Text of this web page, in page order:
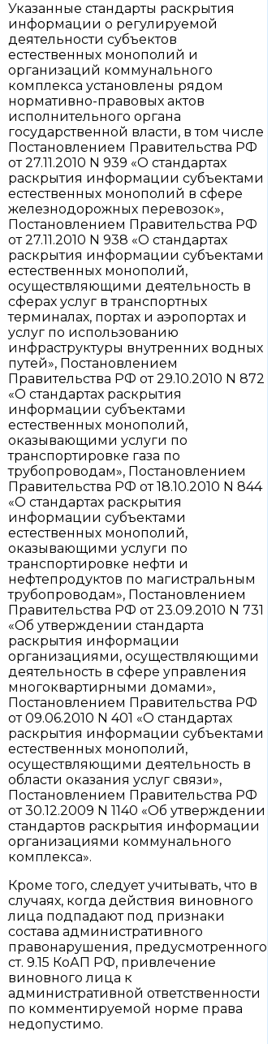
Указанные стандарты раскрытия
информации о регулируемой
деятельности субъектов
естественных монополий и
организаций коммунального
комплекса установлены рядом
нормативно-правовых актов
исполнительного органа
государственной власти, в том числе
Постановлением Правительства РФ
от 27.11.2010 N 939 «О стандартах
раскрытия информации субъектами
естественных монополий в сфере
железнодорожных перевозок»,
Постановлением Правительства РФ
от 27.11.2010 N 938 «О стандартах
раскрытия информации субъектами
естественных монополий,
осуществляющими деятельность в
сферах услуг в транспортных
терминалах, портах и аэропортах и
услуг по использованию
инфраструктуры внутренних водных
путей», Постановлением
Правительства РФ от 29.10.2010 N 872
«О стандартах раскрытия
информации субъектами
естественных монополий,
оказывающими услуги по
транспортировке газа по
трубопроводам», Постановлением
Правительства РФ от 18.10.2010 N 844
«О стандартах раскрытия
информации субъектами
естественных монополий,
оказывающими услуги по
транспортировке нефти и
нефтепродуктов по магистральным
трубопроводам», Постановлением
Правительства РФ от 23.09.2010 N 731
«Об утверждении стандарта
раскрытия информации
организациями, осуществляющими
деятельность в сфере управления
многоквартирными домами»,
Постановлением Правительства РФ
от 09.06.2010 N 401 «О стандартах
раскрытия информации субъектами
естественных монополий,
осуществляющими деятельность в
области оказания услуг связи»,
Постановлением Правительства РФ
от 30.12.2009 N 1140 «Об утверждении
стандартов раскрытия информации
организациями коммунального
комплекса».
Кроме того, следует учитывать, что в
случаях, когда действия виновного
лица подпадают под признаки
состава административного
правонарушения, предусмотренного
ст. 9.15 КоАП РФ, привлечение
виновного лица к
административной ответственности
по комментируемой норме права
недопустимо.